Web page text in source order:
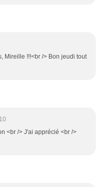
Mireille !!!<br /> Bon jeudi tout
<br /> J'ai apprécié <br />